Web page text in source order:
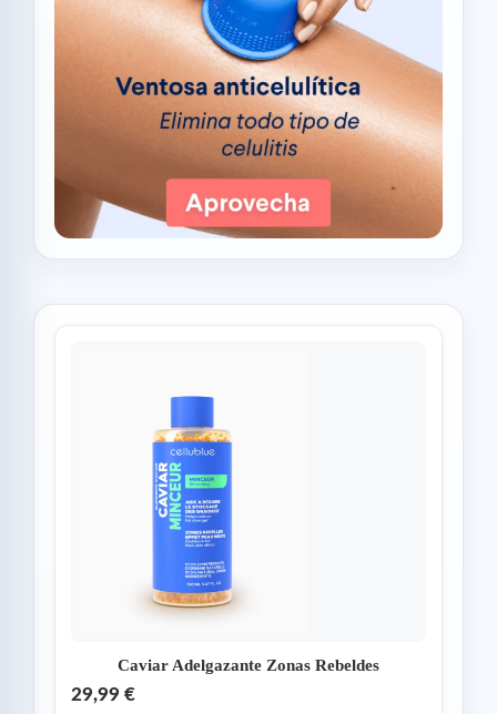
Caviar Adelgazante Zonas Rebeldes
29,99 €